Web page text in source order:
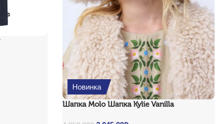
Новинка
Шапка Molo Шапка Kylie Vanilla